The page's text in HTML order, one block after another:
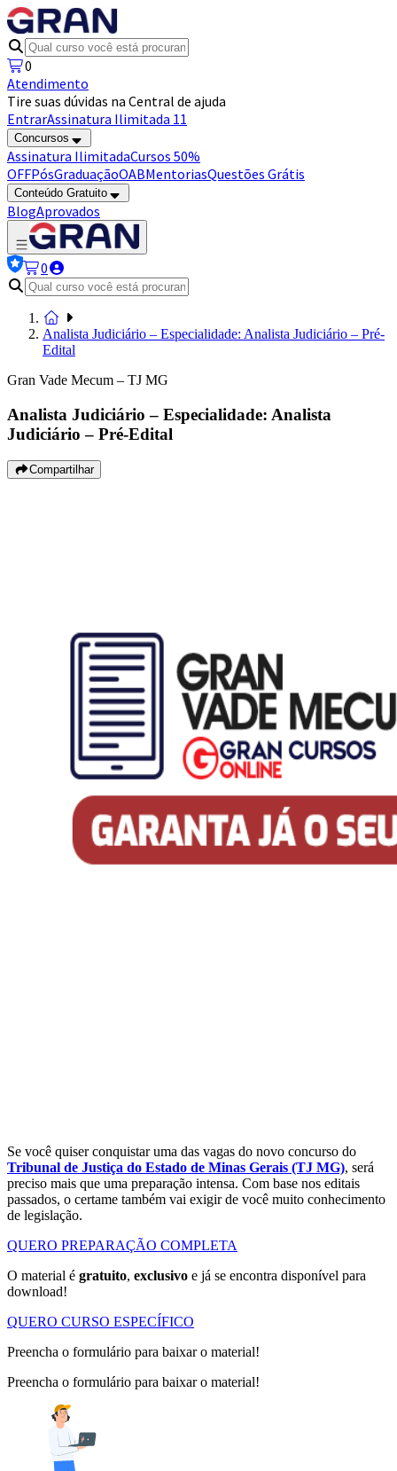
0
Atendimento
Tire suas dúvidas na Central de ajuda
EntrarAssinatura Ilimitada 11
Concursos
Assinatura IlimitadaCursos 50%
OFFPósGraduaçãoOABMentoriasQuestões Grátis
Conteúdo Gratuito
BlogAprovados
0
Analista Judiciário – Especialidade: Analista Judiciário – Pré-
Edital
Gran Vade Mecum – TJ MG
Analista Judiciário – Especialidade: Analista
Judiciário – Pré-Edital
Compartilhar
Se você quiser conquistar uma das vagas do novo concurso do
Tribunal de Justiça do Estado de Minas Gerais (TJ MG), será
preciso mais que uma preparação intensa. Com base nos editais
passados, o certame também vai exigir de você muito conhecimento
de legislação.
QUERO PREPARAÇÃO COMPLETA
O material é gratuito, exclusivo e já se encontra disponível para
download!
QUERO CURSO ESPECÍFICO
Preencha o formulário para baixar o material!
Preencha o formulário para baixar o material!